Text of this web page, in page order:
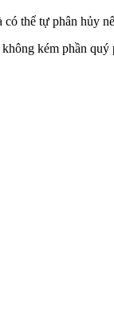
thể tự phân hủy
kém phần quý